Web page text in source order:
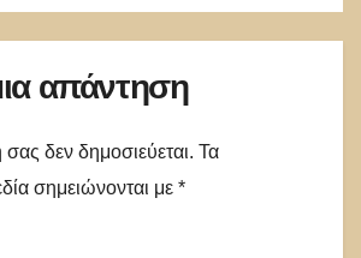
απάντηση
δεν δημοσιεύεται. Τα
σημειώνονται με *